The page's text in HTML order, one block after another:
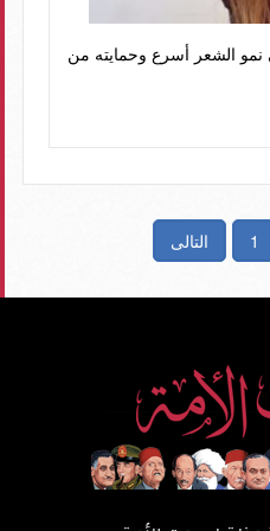
الشعر أسرع وحمايته من
1 التالى